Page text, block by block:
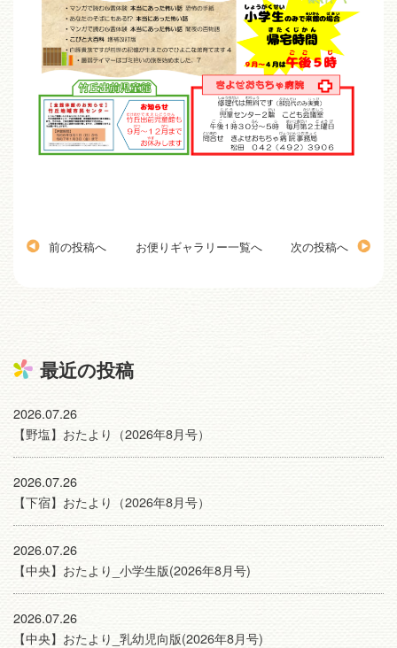
前の投稿へ お便りギャラリー一覧へ 次の投稿へ
最近の投稿
2026.07.26
【野塩】おたより（2026年8月号）
2026.07.26
【下宿】おたより（2026年8月号）
2026.07.26
【中央】おたより_小学生版(2026年8月号)
2026.07.26
【中央】おたより_乳幼児向版(2026年8月号)